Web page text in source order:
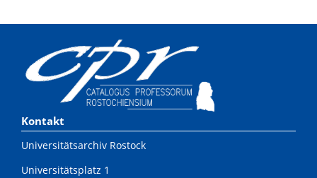
Kontakt
Universitätsarchiv Rostock
Universitätsplatz 1